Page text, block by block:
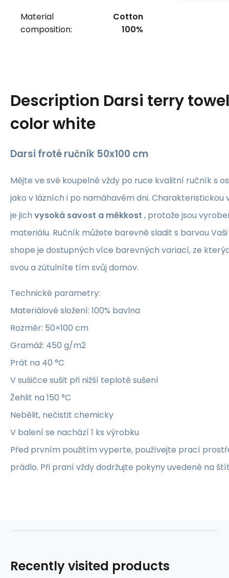
Material
composition:
Cotton
100%
Description Darsi terry
color white
Darsi froté ručník 50x100 cm
Mějte ve své koupelně vždy po ruce kvalitní ručník s
jako v lázních i po namáhavém dni.
je jich vysoká savost a měkkost , protože jsou
materiálu. Ručník můžete barevně sladit s barvou
shope je dostupných více barevných variací, ze
svou a zútulníte tím svůj domov.
Technické parametry:
Materiálové složení: 100% bavlna
Rozměr: 50×100 cm
Gramáž: 450 g/m2
Prát na 40 °C
V sušičce sušit při nižší teplotě sušení
Žehlit na 150 °C
Nebělit, nečistit chemicky
V balení se nachází 1 ks výrobku
Před prvním použitím vyperte, používejte prací
prádlo. Při praní vždy dodržujte pokyny uvedené na
Recently visited products